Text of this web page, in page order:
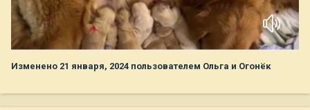
Изменено 21 января, 2024 пользователем Ольга и Огонёк